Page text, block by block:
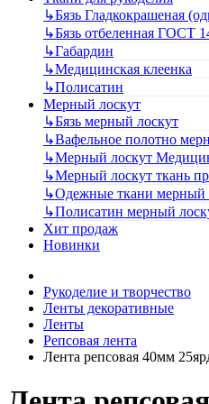
↳Бязь Гладкокрашеная
↳Бязь отбеленная ГОСТ
↳Габардин
↳Медицинская клеенка
↳Полисатин
Мерный лоскут
↳Бязь мерный лоскут
↳Вафельное полотно
↳Мерный лоскут
↳Мерный лоскут ткань
↳Одежные ткани мерный
↳Полисатин мерный
Хит продаж
Новинки
Рукоделие и творчество
Ленты декоративные
Ленты
Репсовая лента
Лента репсовая 40мм